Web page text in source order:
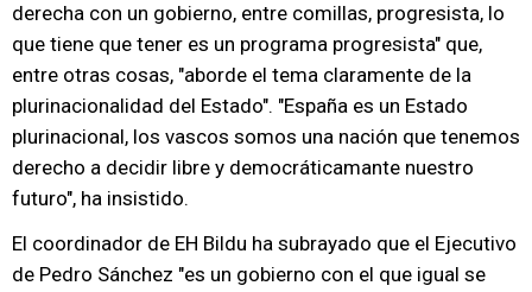
derecha con un gobierno, entre comillas, progresista, lo
que tiene que tener es un programa progresista" que,
entre otras cosas, "aborde el tema claramente de la
plurinacionalidad del Estado". "España es un Estado
plurinacional, los vascos somos una nación que tenemos
derecho a decidir libre y democráticamante nuestro
futuro", ha insistido.
El coordinador de EH Bildu ha subrayado que el Ejecutivo
de Pedro Sánchez "es un gobierno con el que igual se